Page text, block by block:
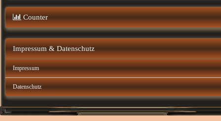
Counter
Impressum & Datenschutz
Impressum
Datenschutz